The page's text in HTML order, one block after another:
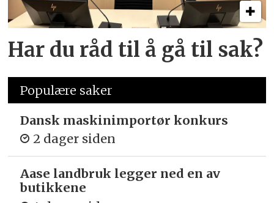
Har du råd til å gå til sak?
Populære saker
Dansk maskinimportør konkurs
2 dager siden
Aase landbruk legger ned en av
butikkene